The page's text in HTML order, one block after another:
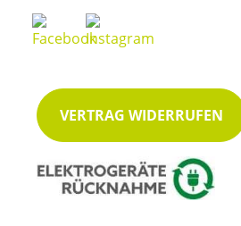
VERTRAG WIDERRUFEN